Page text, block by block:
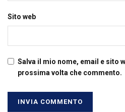
Sito web
Salva il mio nome, email e sito
prossima volta che commento.